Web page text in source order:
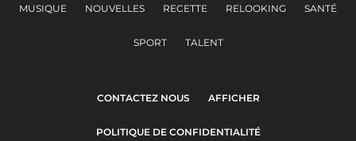
MUSIQUE NOUVELLES RECETTE RELOOKING SANTÉ
SPORT TALENT
CONTACTEZ NOUS AFFICHER
POLITIQUE DE CONFIDENTIALITÉ